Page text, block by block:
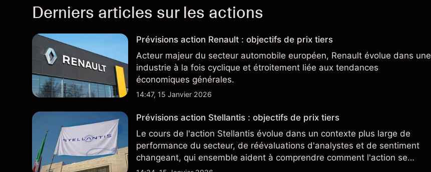
Derniers articles sur les actions
Prévisions action Renault : objectifs de prix tiers
Acteur majeur du secteur automobile européen, Renault évolue dans une
industrie à la fois cyclique et étroitement liée aux tendances
économiques générales.
14:47, 15 Janvier 2026
Prévisions action Stellantis : objectifs de prix tiers
Le cours de l'action Stellantis évolue dans un contexte plus large de
performance du secteur, de réévaluations d'analystes et de sentiment
changeant, qui ensemble aident à comprendre comment l'action se
négocie actuellement.